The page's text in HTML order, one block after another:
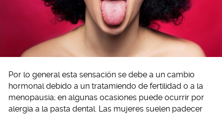
Por lo general esta sensación se debe a un cambio
hormonal debido a un tratamiendo de fertilidad o a la
menopausia; en algunas ocasiones puede ocurrir por
alergia a la pasta dental. Las mujeres suelen padecer